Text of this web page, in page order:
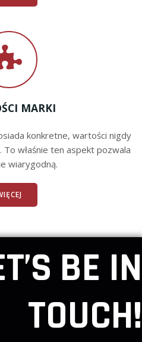
MARKI
konkretne, wartości nigdy
właśnie ten aspekt pozwala
wiarygodną.
BE IN
TOUCH!